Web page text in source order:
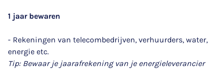
1 jaar bewaren
- Rekeningen van telecombedrijven, verhuurders, water,
energie etc.
Tip: Bewaar je jaarafrekening van je energieleverancier